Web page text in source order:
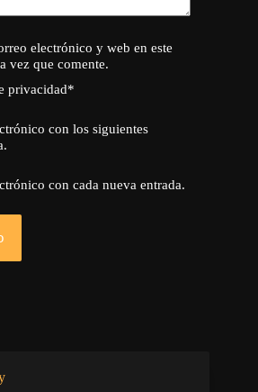
electrónico y web en este
vez que comente.
privacidad*
con los siguientes
con cada nueva entrada.